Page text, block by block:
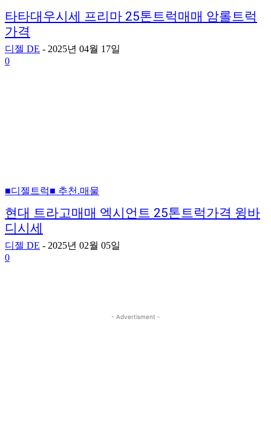
타타대우시세 프리마 25톤트럭매매 암롤트럭
가격
디젤 DE - 2025년 04월 17일
0
■디젤트럭■ 추천.매물
현대 트라고매매 엑시언트 25톤트럭가격 윙바
디시세
디젤 DE - 2025년 02월 05일
0
- Advertisment -